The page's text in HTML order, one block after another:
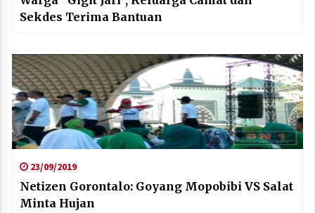
Sekdes Terima Bantuan
23/09/2019
Netizen Gorontalo: Goyang Mopobibi VS Salat
Minta Hujan